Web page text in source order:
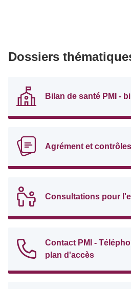
Dossiers
Bilan de santé PMI -
Agrément et
Consultations pour
Contact PMI -
plan d'accès